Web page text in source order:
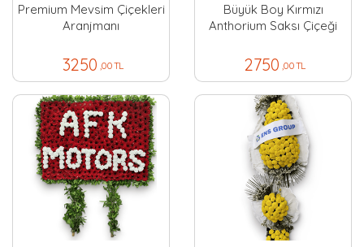
Premium Mevsim Çiçekleri
Aranjmanı
3250 ,00 TL
Büyük Boy Kırmızı
Anthorium Saksı Çiçeği
2750 ,00 TL